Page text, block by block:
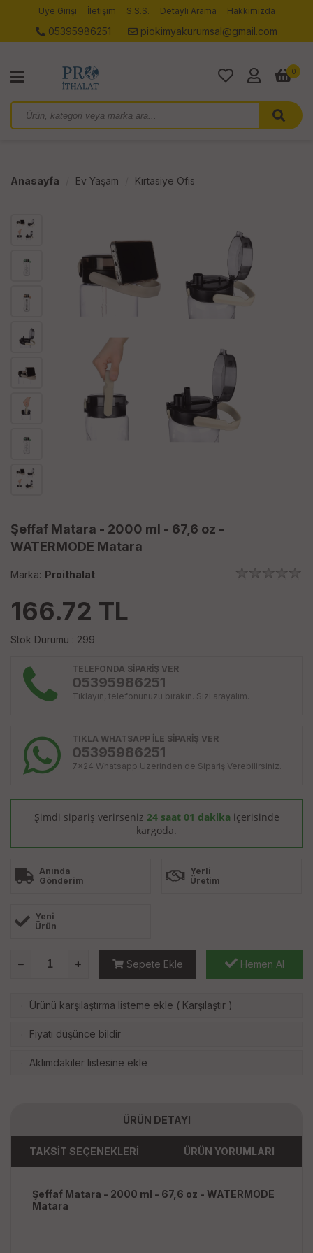
Üye Girişi İletişim S.S.S. Detaylı Arama Hakkımızda
05395986251 piokimyakurumsal@gmail.com
0
Anasayfa Ev Yaşam Kırtasiye Ofis
Şeffaf Matara - 2000 ml - 67,6 oz -
WATERMODE Matara
Marka: Proithalat
166.72 TL
Stok Durumu : 299
TELEFONDA SİPARİŞ VER
05395986251
Tıklayın, telefonunuzu bırakın. Sizi arayalım.
TIKLA WHATSAPP İLE SİPARİŞ VER
05395986251
7x24 Whatsapp Üzerinden de Sipariş Verebilirsiniz.
Şimdi sipariş verirseniz 24 saat 01 dakika içerisinde
kargoda.
Anında
Gönderim
Yerli
Üretim
Yeni
Ürün
Sepete Ekle Hemen Al
· Ürünü karşılaştırma listeme ekle ( Karşılaştır )
· Fiyatı düşünce bildir
· Aklımdakiler listesine ekle
ÜRÜN DETAYI
TAKSİT SEÇENEKLERİ ÜRÜN YORUMLARI
Şeffaf Matara - 2000 ml - 67,6 oz - WATERMODE
Matara